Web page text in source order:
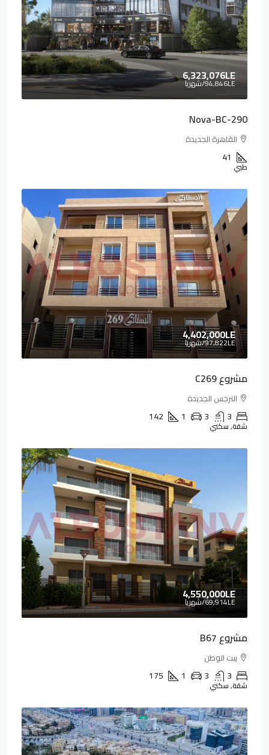
6,323,076LE
94,846LE/شهريا
Nova-BC-290
القاهرة الجديدة
41
طبي
4,402,000LE
97,822LE/شهريا
مشروع C269
النرجس الجديدة
3
3
1
142
شقة, سكني
4,550,000LE
69,914LE/شهريا
مشروع B67
بيت الوطن
3
3
1
175
شقة, سكني